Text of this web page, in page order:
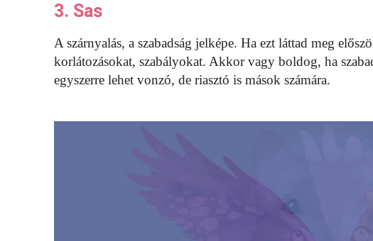
3. Sas
A szárnyalás, a szabadság jelképe. Ha ezt láttad meg
korlátozásokat, szabályokat. Akkor vagy boldog, ha
egyszerre lehet vonzó, de riasztó is mások számára.